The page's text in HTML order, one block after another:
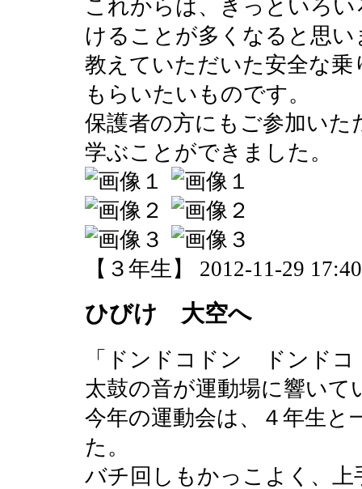
これからは、きっといろ
けることが多くなると思い
教えていただいた安全な
もらいたいものです。
保護者の方にもご参加い
学ぶことができました。
【３年生】 2012-11-29
ひびけ 大空へ
「ドンドコドン ドンドコ
太鼓の音が運動場に響いて
今年の運動会は、４年生と
た。
バチ回しもかっこよく、